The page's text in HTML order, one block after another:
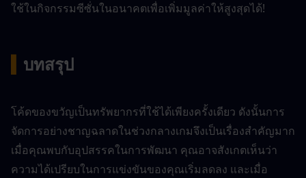
ใช้ในกิจกรรมซีซั่นในอนาคตเพื่อเพิ่มมูลค่าให้สูงสุดได้!
บทสรุป
โค้ดของขวัญเป็นทรัพยากรที่ใช้ได้เพียงครั้งเดียว ดังนั้นการ
จัดการอย่างชาญฉลาดในช่วงกลางเกมจึงเป็นเรื่องสำคัญมาก
เมื่อคุณพบกับอุปสรรคในการพัฒนา คุณอาจสังเกตเห็นว่า
ความได้เปรียบในการแข่งขันของคุณเริ่มลดลง และเมื่อ